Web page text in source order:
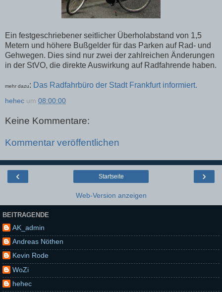
Ein festgeschriebener seitlicher Überholabstand von 1,5
Metern und höhere Bußgelder für das Parken auf Rad- und
Gehwegen. Dies sind nur zwei der zahlreichen Änderungen
in der StVO, die direkte Auswirkung auf Radfahrende haben.
mehr dazu: Das Radfahrbüro der Stadt Frankfurt informiert.
hehec um 08:00:00
Keine Kommentare:
Kommentar veröffentlichen
‹ ›
Startseite
Web-Version anzeigen
BEITRAGENDE
AK_admin
Andreas Nöthen
Kevin Rode
WoZi
hehec